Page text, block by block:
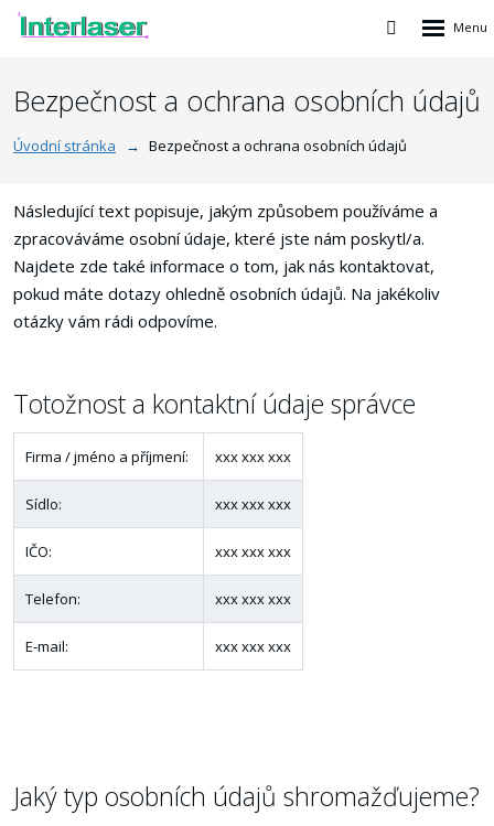
Vyhledávání
Rozbalení
Bezpečnost a ochrana osobních údajů
Úvodní stránka Bezpečnost a ochrana osobních údajů
Následující text popisuje, jakým způsobem používáme a
zpracováváme osobní údaje, které jste nám poskytl/a.
Najdete zde také informace o tom, jak nás kontaktovat,
pokud máte dotazy ohledně osobních údajů. Na jakékoliv
otázky vám rádi odpovíme.
Totožnost a kontaktní údaje správce
Firma / jméno a příjmení: xxx xxx xxx
Sídlo: xxx xxx xxx
IČO: xxx xxx xxx
Telefon: xxx xxx xxx
E-mail: xxx xxx xxx
Jaký typ osobních údajů shromažďujeme?